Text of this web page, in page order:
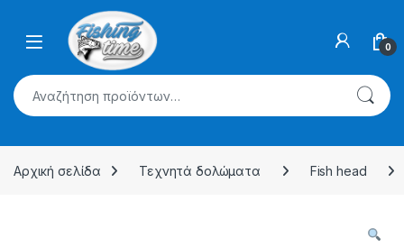
Skip to navigation
0
Αναζήτηση για:
Αρχική σελίδα Τεχνητά δολώματα Fish head